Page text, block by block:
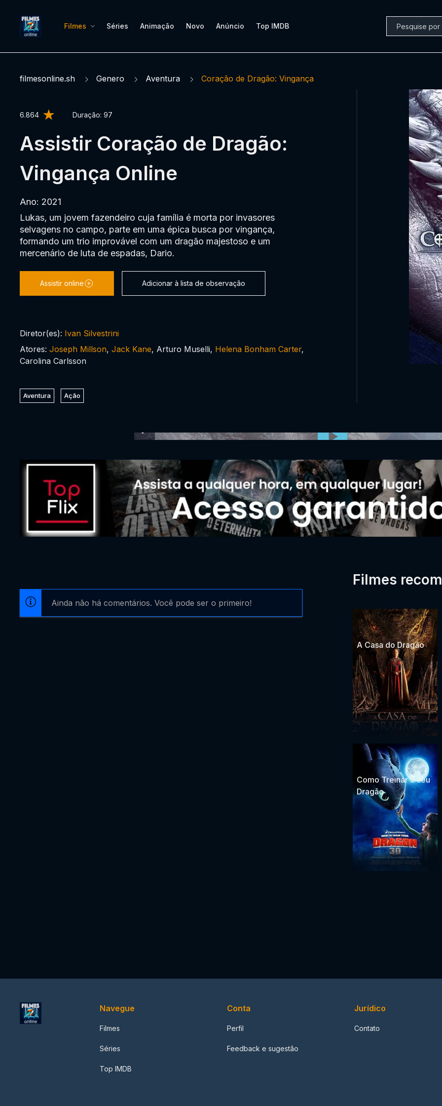
Filmes Séries Animação Novo Anúncio Top IMDB
filmesonline.sh Genero Aventura Coração de Dragão: Vingança
6.864 Duração: 97
Assistir Coração de Dragão:
Vingança Online
Ano: 2021
Lukas, um jovem fazendeiro cuja família é morta por invasores
selvagens no campo, parte em uma épica busca por vingança,
formando um trio improvável com um dragão majestoso e um
mercenário de luta de espadas, Dario.
Assistir online Adicionar à lista de observação
Diretor(es): Ivan Silvestrini
Atores: Joseph Millson, Jack Kane, Arturo Muselli, Helena Bonham Carter,
Carolina Carlsson
Aventura Ação
Ainda não há comentários. Você pode ser o primeiro!
Filmes
A Casa do Dragão
Como Treinar o seu
Dragão
Navegue
Filmes
Séries
Top IMDB
Conta
Perfil
Feedback e sugestão
Jurídico
Contato